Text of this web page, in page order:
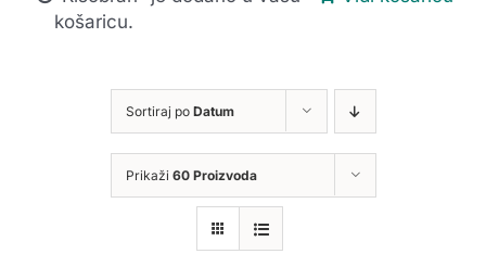
košaricu.
Sortiraj po Datum
Prikaži 60 Proizvoda